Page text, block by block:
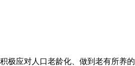
极应对人口老龄化、做到老有所养